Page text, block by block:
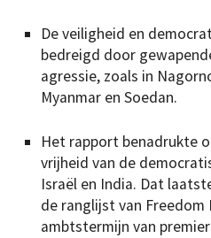
De veiligheid en
bedreigd door
agressie, zoals in
Myanmar en Soedan.
Het rapport benadrukte
vrijheid van de
Israël en India. Dat
de ranglijst van
ambtstermijn van